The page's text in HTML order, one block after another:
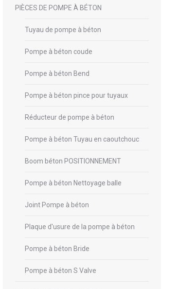
PIÈCES DE POMPE À BÉTON
Tuyau de pompe à béton
Pompe à béton coude
Pompe à béton Bend
Pompe à béton pince pour tuyaux
Réducteur de pompe à béton
Pompe à béton Tuyau en caoutchouc
Boom béton POSITIONNEMENT
Pompe à béton Nettoyage balle
Joint Pompe à béton
Plaque d'usure de la pompe à béton
Pompe à béton Bride
Pompe à béton S Valve